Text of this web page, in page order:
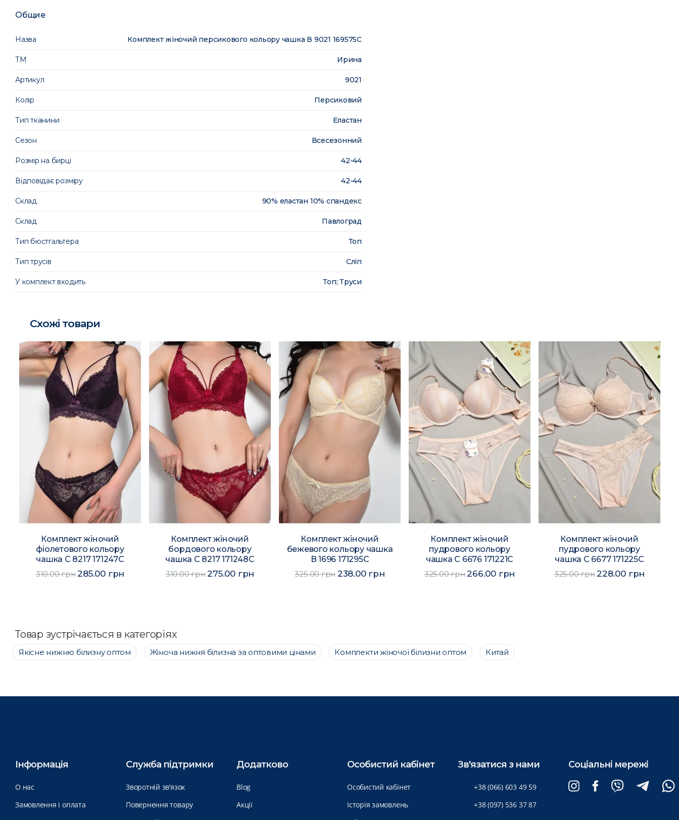
Общие
Назва Комплект жіночий персикового кольору чашка В 9021 169575C
ТМ Ирина
Артикул 9021
Колір Персиковий
Тип тканини Еластан
Сезон Всесезонний
Розмір на бирці 42-44
Відповідає розміру 42-44
Склад 90% еластан 10% спандекс
Склад Павлоград
Тип бюстгальтера Топ
Тип трусів Сліп
У комплект входить Топ; Труси
Схожі товари
Комплект жіночий
фіолетового кольору
чашка С 8217 171247C
310.00 грн285.00 грн
Комплект жіночий
бордового кольору
чашка С 8217 171248C
310.00 грн275.00 грн
Комплект жіночий
бежевого кольору чашка
В 1696 171295C
325.00 грн 238.00 грн
Комплект жіночий
пудрового кольору
чашка С 6676 171221C
325.00 грн266.00 грн
Комплект жіночий
пудрового кольору
чашка С 6677 171225C
325.00 грн228.00 грн
Товар зустрічається в категоріях
Якісне нижню білизну оптом Жіноча нижня білизна за оптовими цінами Комплекти жіночої білизни оптом Китай
Інформація
О нас
Замовлення і оплата
Служба підтримки
Зворотній зв’язок
Повернення товару
Додатково
Blog
Акції
Особистий кабінет
Особистий кабінет
Історія замовлень
Зв'язатися з нами
+38 (066) 603 49 59
+38 (097) 536 37 87
Соціальні мережі